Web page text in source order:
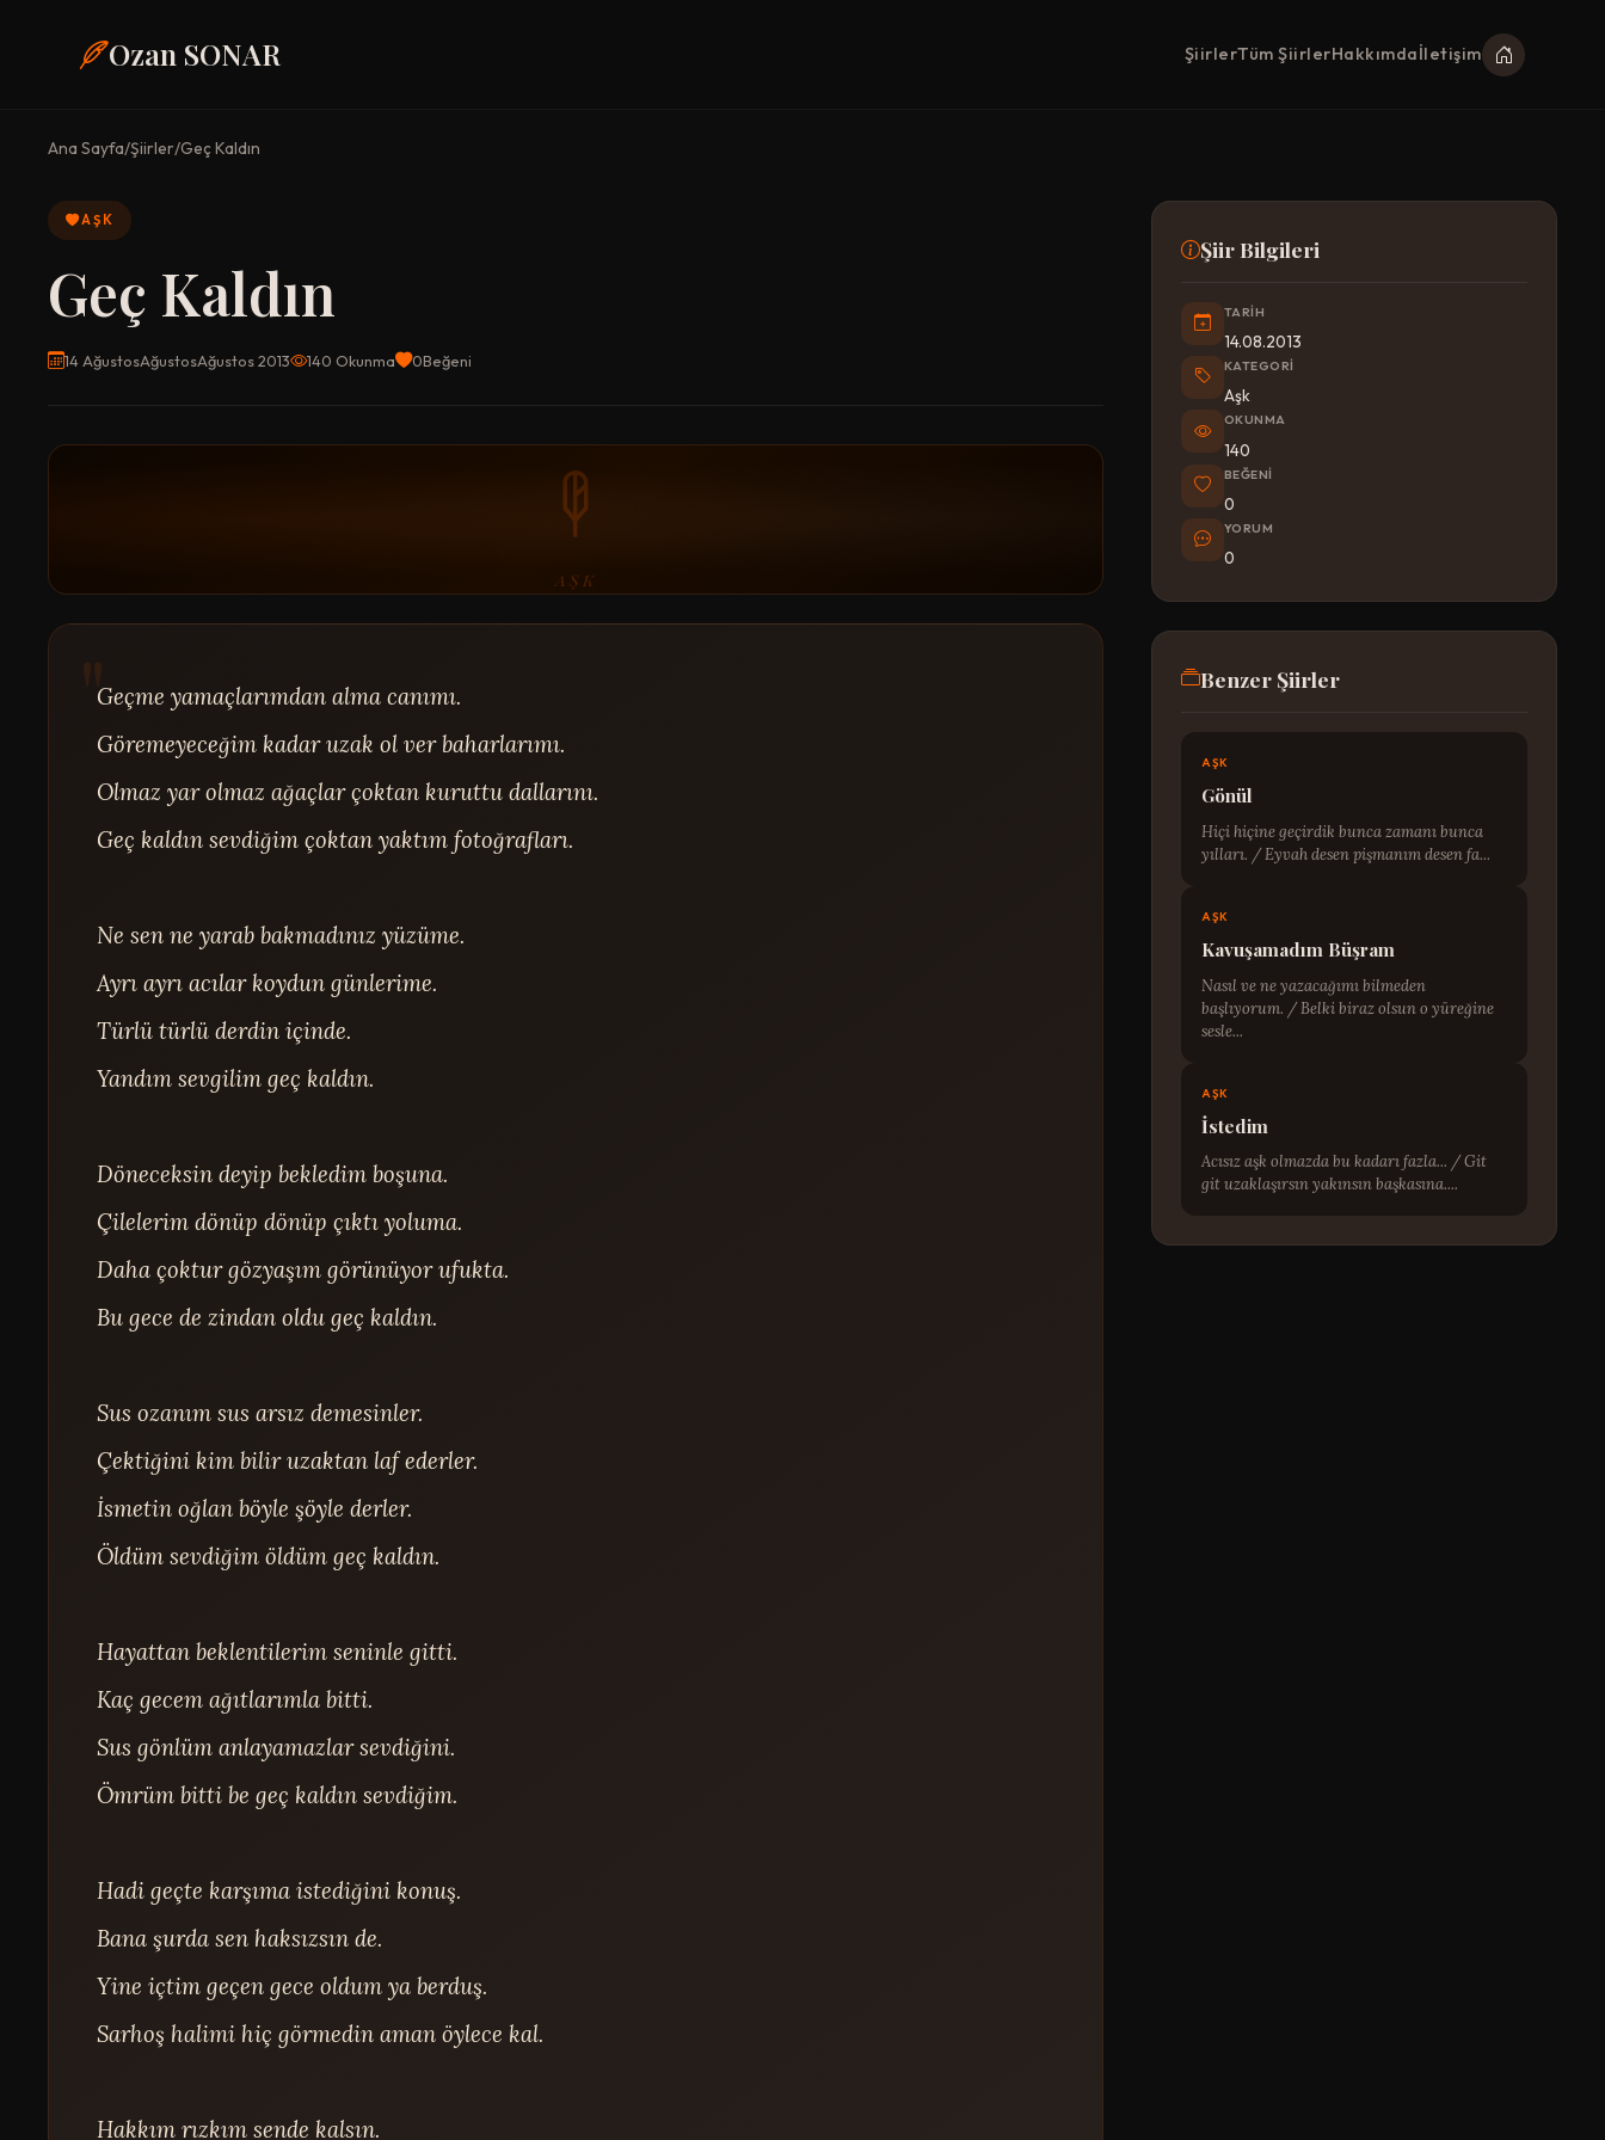
Ozan SONAR ŞiirlerTüm ŞiirlerHakkımdaİletişim
Ana Sayfa/Şiirler/Geç Kaldın
AŞK
Geç Kaldın
14 AğustosAğustosAğustos 2013 140 Okunma 0Beğeni
AŞK
Geçme yamaçlarımdan alma canımı.
Göremeyeceğim kadar uzak ol ver baharlarımı.
Olmaz yar olmaz ağaçlar çoktan kuruttu dallarını.
Geç kaldın sevdiğim çoktan yaktım fotoğrafları.
Ne sen ne yarab bakmadınız yüzüme.
Ayrı ayrı acılar koydun günlerime.
Türlü türlü derdin içinde.
Yandım sevgilim geç kaldın.
Döneceksin deyip bekledim boşuna.
Çilelerim dönüp dönüp çıktı yoluma.
Daha çoktur gözyaşım görünüyor ufukta.
Bu gece de zindan oldu geç kaldın.
Sus ozanım sus arsız demesinler.
Çektiğini kim bilir uzaktan laf ederler.
İsmetin oğlan böyle şöyle derler.
Öldüm sevdiğim öldüm geç kaldın.
Hayattan beklentilerim seninle gitti.
Kaç gecem ağıtlarımla bitti.
Sus gönlüm anlayamazlar sevdiğini.
Ömrüm bitti be geç kaldın sevdiğim.
Hadi geçte karşıma istediğini konuş.
Bana şurda sen haksızsın de.
Yine içtim geçen gece oldum ya berduş.
Sarhoş halimi hiç görmedin aman öylece kal.
Hakkım rızkım sende kalsın.
Şiir Bilgileri
TARIH
14.08.2013
KATEGORI
Aşk
OKUNMA
140
BEĞENI
0
YORUM
0
Benzer Şiirler
AŞK
Gönül
Hiçi hiçine geçirdik bunca zamanı bunca
yılları. / Eyvah desen pişmanım desen fa...
AŞK
Kavuşamadım Büşram
Nasıl ve ne yazacağımı bilmeden
başlıyorum. / Belki biraz olsun o yüreğine
sesle...
AŞK
İstedim
Acısız aşk olmazda bu kadarı fazla... / Git
git uzaklaşırsın yakınsın başkasına....